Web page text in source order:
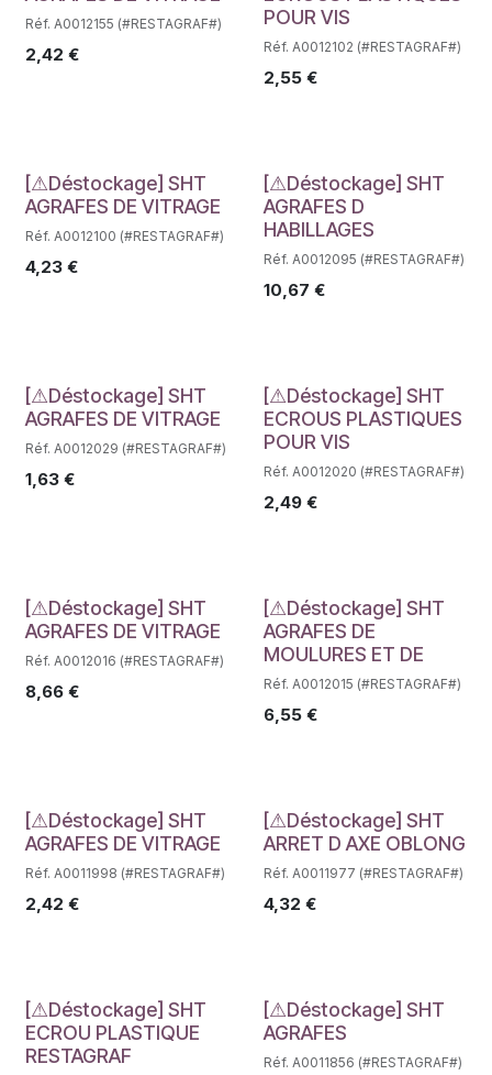
Réf. A0012155 (#RESTAGRAF#)
2,42 €
POUR VIS
Réf. A0012102 (#RESTAGRAF#)
2,55€
Déstockage
[⚠Déstockage] SHT
AGRAFES DE VITRAGE
Réf. A0012100 (#RESTAGRAF#)
4,23 €
Déstockage
[⚠Déstockage] SHT
AGRAFES D
HABILLAGES
Réf. A0012095 (#RESTAGRAF#)
10,67 €
Déstockage
[⚠Déstockage] SHT
AGRAFES DE VITRAGE
Réf. A0012029 (#RESTAGRAF#)
1,63 €
Déstockage
[⚠Déstockage] SHT
ECROUS PLASTIQUES
POUR VIS
Réf. A0012020 (#RESTAGRAF#)
2,49€
Déstockage
[⚠Déstockage] SHT
AGRAFES DE VITRAGE
Réf. A0012016 (#RESTAGRAF#)
8,66 €
Déstockage
[⚠Déstockage] SHT
AGRAFES DE
MOULURES ET DE
Réf. A0012015 (#RESTAGRAF#)
6,55€
Déstockage
[⚠Déstockage] SHT
AGRAFES DE VITRAGE
Réf. A0011998 (#RESTAGRAF#)
2,42 €
Déstockage
[⚠Déstockage] SHT
ARRET D AXE OBLONG
Réf. A0011977 (#RESTAGRAF#)
4,32 €
Déstockage
[⚠Déstockage] SHT
ECROU PLASTIQUE
RESTAGRAF
Déstockage
[⚠Déstockage] SHT
AGRAFES
Réf. A0011856 (#RESTAGRAF#)